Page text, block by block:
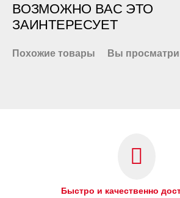
ВОЗМОЖНО ВАС ЭТО
ЗАИНТЕРЕСУЕТ
Похожие товары Вы
Быстро и качественно